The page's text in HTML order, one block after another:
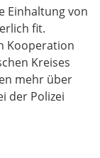
Einhaltung von
fit.
Kooperation
Kreises
mehr über
der Polizei